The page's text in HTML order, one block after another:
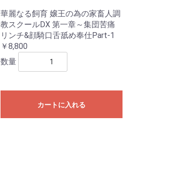
華麗なる飼育 嬢王の為の家畜人調
教スクールDX 第一章～集団苦痛
リンチ&顔騎口舌舐め奉仕Part-1
￥8,800
数量
カートに入れる